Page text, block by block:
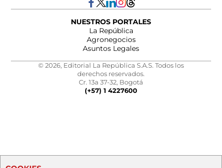
NUESTROS PORTALES
La República
Agronegocios
Asuntos Legales
© 2026, Editorial La República S.A.S. Todos los
derechos reservados.
Cr. 13a 37-32, Bogotá
(+57) 1 4227600